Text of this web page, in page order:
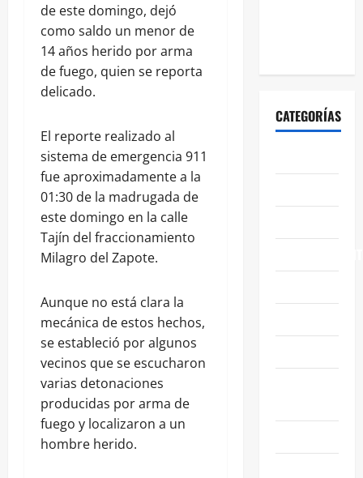
de este domingo, dejó
como saldo un menor de
14 años herido por arma
de fuego, quien se reporta
delicado.
El reporte realizado al
sistema de emergencia 911
fue aproximadamente a la
01:30 de la madrugada de
este domingo en la calle
Tajín del fraccionamiento
Milagro del Zapote.
Aunque no está clara la
mecánica de estos hechos,
se estableció por algunos
vecinos que se escucharon
varias detonaciones
producidas por arma de
fuego y localizaron a un
hombre herido.
CATEGORÍAS